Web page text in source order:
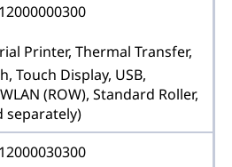
Printer, Thermal Transfer,
Touch Display, USB,
(ROW), Standard Roller,
separately)